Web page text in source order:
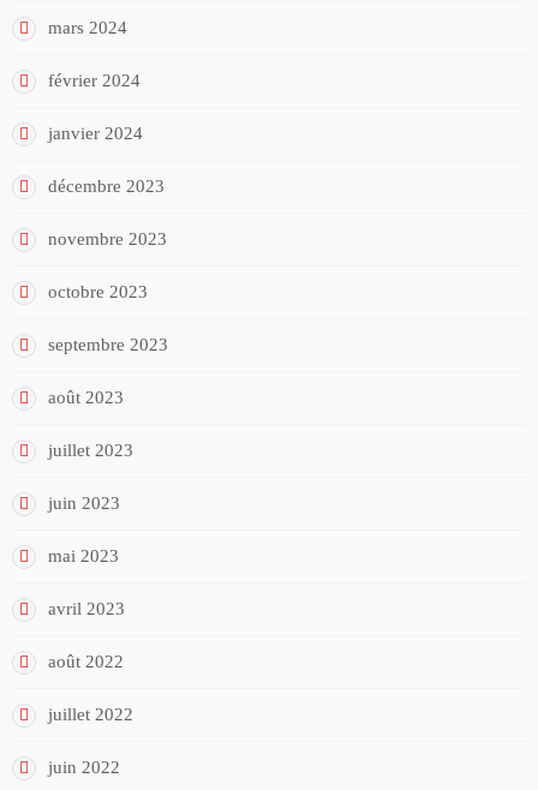
mars 2024
février 2024
janvier 2024
décembre 2023
novembre 2023
octobre 2023
septembre 2023
août 2023
juillet 2023
juin 2023
mai 2023
avril 2023
août 2022
juillet 2022
juin 2022